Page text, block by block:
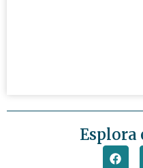
Esplora